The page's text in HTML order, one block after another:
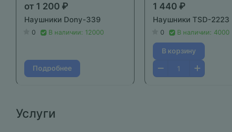
от 1 200 ₽
Наушники Dony-339
0 В наличии: 12000
Подробнее
1 440 ₽
Наушники TSD-2223
0 В наличии: 4000
В корзину
Услуги